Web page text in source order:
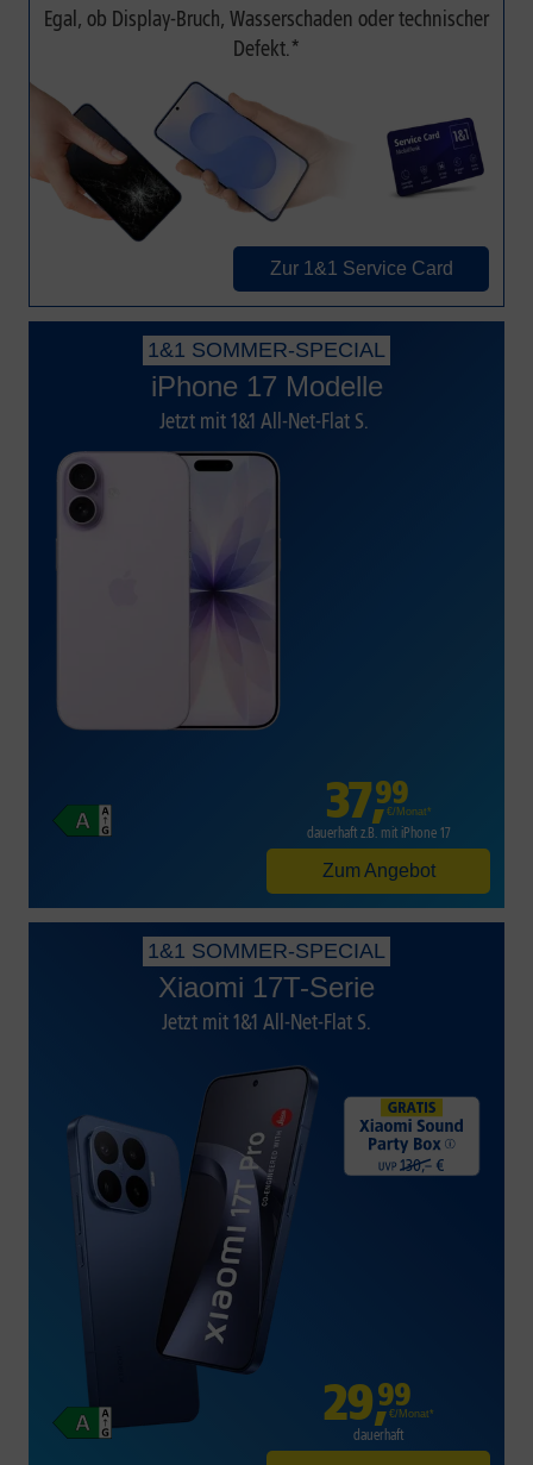
Egal, ob Display-Bruch, Wasserschaden oder technischer
Defekt.*
Zur 1&1 Service Card
1&1 SOMMER-SPECIAL
iPhone 17 Modelle
Jetzt mit 1&1 All-Net-Flat S.
37,99
€/Monat*
dauerhaft z.B. mit iPhone 17
Zum Angebot
1&1 SOMMER-SPECIAL
Xiaomi 17T-Serie
Jetzt mit 1&1 All-Net-Flat S.
29,99
€/Monat*
dauerhaft